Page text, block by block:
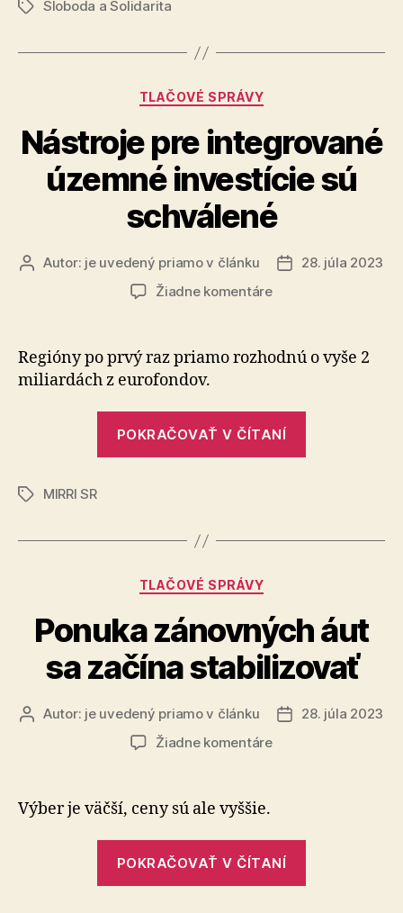
dôležité“
ZnačkySloboda a Solidarita
Kategórie
TLAČOVÉ SPRÁVY
Nástroje pre integrované
územné investície sú
schválené
AutorAutor: je uvedený priamo v článku
Dátum
28. júla 2023
Žiadne komentárena
integrované
sú
schválené
Regióny po prvý raz priamo roz­hod­nú o vyše 2
miliardách z euro­fondov.
POKRAČOVAŤ V ČÍTANÍ
sú
ZnačkyMIRRI SR
Kategórie
TLAČOVÉ SPRÁVY
Ponuka zánovných áut
sa začína stabilizovať
AutorAutor: je uvedený priamo v článku
Dátum
28. júla 2023
Žiadne komentárena
začína
stabilizovať
Výber je väčší, ceny sú ale vyššie.
POKRAČOVAŤ V ČÍTANÍ